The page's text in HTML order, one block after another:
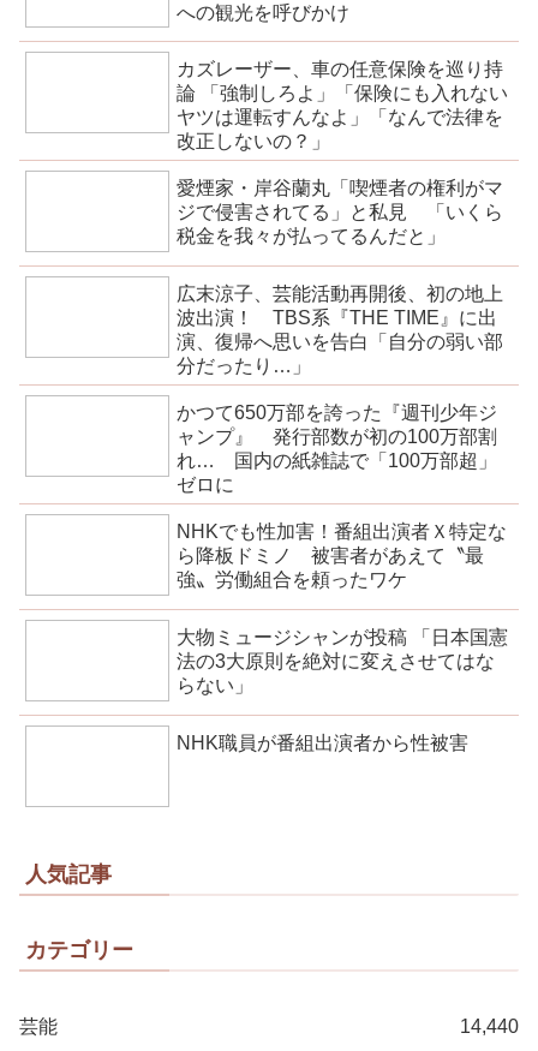
への観光を呼びかけ
カズレーザー、車の任意保険を巡り持
論 「強制しろよ」「保険にも入れない
ヤツは運転すんなよ」「なんで法律を
改正しないの？」
愛煙家・岸谷蘭丸「喫煙者の権利がマ
ジで侵害されてる」と私見 「いくら
税金を我々が払ってるんだと」
広末涼子、芸能活動再開後、初の地上
波出演！ TBS系『THE TIME』に出
演、復帰へ思いを告白「自分の弱い部
分だったり…」
かつて650万部を誇った『週刊少年ジ
ャンプ』 発行部数が初の100万部割
れ… 国内の紙雑誌で「100万部超」
ゼロに
NHKでも性加害！番組出演者Ｘ特定な
ら降板ドミノ 被害者があえて〝最
強〟労働組合を頼ったワケ
大物ミュージシャンが投稿 「日本国憲
法の3大原則を絶対に変えさせてはな
らない」
NHK職員が番組出演者から性被害
人気記事
カテゴリー
芸能 14,440